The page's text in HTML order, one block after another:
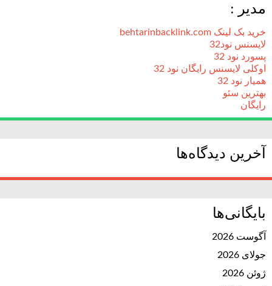
مدیر :
خرید بک لینک behtarinbacklink.com
لایسنس نود32
پسورد نود 32
اوکلی لایسنس رایگان نود 32
همیار نود 32
بهترین سئو
رایگان
آخرین دیدگاه‌ها
بایگانی‌ها
آگوست 2026
جولای 2026
ژوئن 2026